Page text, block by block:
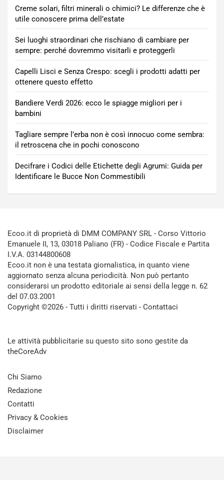
Creme solari, filtri minerali o chimici? Le differenze che è
utile conoscere prima dell’estate
Sei luoghi straordinari che rischiano di cambiare per
sempre: perché dovremmo visitarli e proteggerli
Capelli Lisci e Senza Crespo: scegli i prodotti adatti per
ottenere questo effetto
Bandiere Verdi 2026: ecco le spiagge migliori per i
bambini
Tagliare sempre l’erba non è così innocuo come sembra:
il retroscena che in pochi conoscono
Decifrare i Codici delle Etichette degli Agrumi: Guida per
Identificare le Bucce Non Commestibili
Ecoo.it di proprietà di DMM COMPANY SRL - Corso Vittorio
Emanuele II, 13, 03018 Paliano (FR) - Codice Fiscale e Partita
I.V.A. 03144800608
Ecoo.it non è una testata giornalistica, in quanto viene
aggiornato senza alcuna periodicità. Non può pertanto
considerarsi un prodotto editoriale ai sensi della legge n. 62
del 07.03.2001
Copyright ©2026 - Tutti i diritti riservati - Contattaci
Le attività pubblicitarie su questo sito sono gestite da
theCoreAdv
Chi Siamo
Redazione
Contatti
Privacy & Cookies
Disclaimer